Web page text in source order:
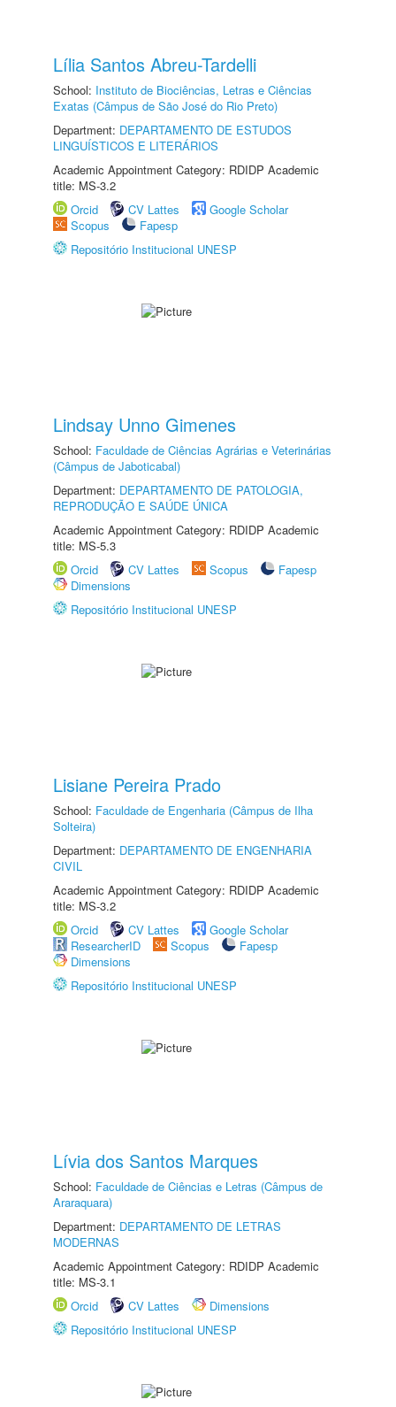
Lília Santos Abreu-Tardelli
School: Instituto de Biociências, Letras e Ciências
Exatas (Câmpus de São José do Rio Preto)
Department: DEPARTAMENTO DE ESTUDOS
LINGUÍSTICOS E LITERÁRIOS
Academic Appointment Category: RDIDP Academic
title: MS-3.2
Orcid
CV Lattes
Google Scholar
Scopus
Fapesp
Repositório Institucional UNESP
Lindsay Unno Gimenes
School: Faculdade de Ciências Agrárias e Veterinárias
(Câmpus de Jaboticabal)
Department: DEPARTAMENTO DE PATOLOGIA,
REPRODUÇÃO E SAÚDE ÚNICA
Academic Appointment Category: RDIDP Academic
title: MS-5.3
Orcid
CV Lattes Scopus
Fapesp
Dimensions
Repositório Institucional UNESP
Lisiane Pereira Prado
School: Faculdade de Engenharia (Câmpus de Ilha
Solteira)
Department: DEPARTAMENTO DE ENGENHARIA
CIVIL
Academic Appointment Category: RDIDP Academic
title: MS-3.2
Orcid
CV Lattes
Google Scholar
ResearcherID
Scopus
Fapesp
Dimensions
Repositório Institucional UNESP
Lívia dos Santos Marques
School: Faculdade de Ciências e Letras (Câmpus de
Araraquara)
Department: DEPARTAMENTO DE LETRAS
MODERNAS
Academic Appointment Category: RDIDP Academic
title: MS-3.1
Orcid
CV Lattes
Dimensions
Repositório Institucional UNESP